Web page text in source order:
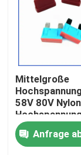
Zu Hause
Mittelgroße
58V 80V
Große
Anfrage